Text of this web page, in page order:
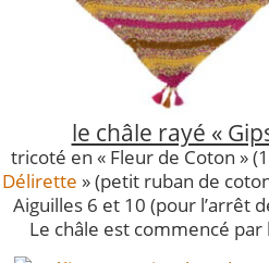
le châle rayé «
tricoté en « Fleur de Coton »
Délirette » (petit ruban de
Aiguilles 6 et 10 (pour l’arrêt
Le châle est commencé par